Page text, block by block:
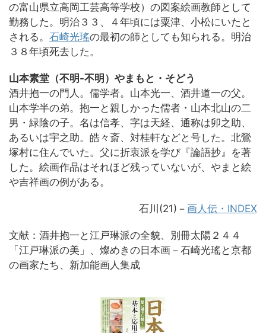
の富山県立高岡工芸高等学校）の図案絵画教師として
勤務した。明治３３、４年頃には粟津、小松にいたと
される。 石崎光瑤の最初の師としても知られる。明治
３８年頃死去した。
山本素堂（不明-不明）やまもと・そどう
酒井抱一の門人。儒学者。山本光一、酒井道一の父。
山本学半の弟。抱一と親しかった儒者・山本北山の二
男・緑陰の子。名は信孝、字は天経、通称は卯之助、
あるいは宇之助。皓々斎、対桂軒などと号した。北鶯
塚村に住んでいた。父に折衷派を学び『論語抄』を著
した。絵画作品はそれほど残っていないが、やまと絵
や吉祥画の例がある。
石川(21)－ 画人伝・INDEX
文献：酒井抱一と江戸琳派の全貌、別冊太陽２４４
「江戸琳派の美」、燦めきの日本画－石崎光瑤と京都
の画家たち、新加能画人集成